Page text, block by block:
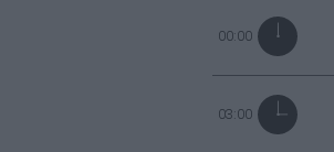
00:00
03:00